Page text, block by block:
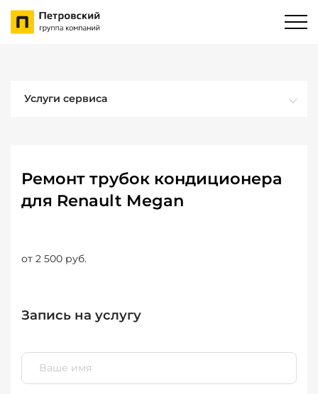
Услуги сервиса
Ремонт трубок кондиционера
для Renault Megan
от 2 500 руб.
Запись на услугу